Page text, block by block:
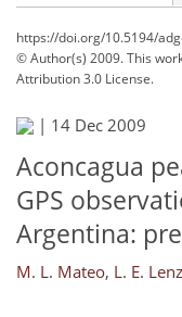
https://doi.org/10.5194/
© Author(s) 2009. This
Attribution 3.0 License.
| 14 Dec 2009
Aconcagua
GPS
Argentina:
M. L. Mateo, L. E.